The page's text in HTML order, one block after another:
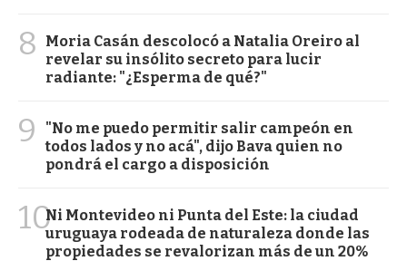
8
Moria Casán descolocó a Natalia Oreiro al
revelar su insólito secreto para lucir
radiante: "¿Esperma de qué?"
9
"No me puedo permitir salir campeón en
todos lados y no acá", dijo Bava quien no
pondrá el cargo a disposición
10Ni Montevideo ni Punta del Este: la ciudad
uruguaya rodeada de naturaleza donde las
propiedades se revalorizan más de un 20%